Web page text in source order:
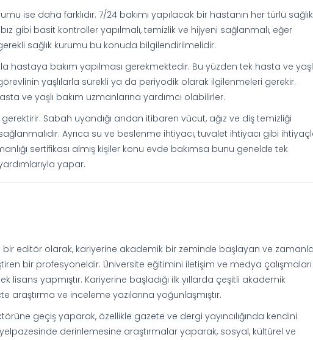
ise daha farklıdır. 7/24 bakımı yapılacak bir hastanın her türlü sağlık
gibi basit kontroller yapılmalı, temizlik ve hijyeni sağlanmalı, eğer
sağlık kurumu bu konuda bilgilendirilmelidir.
hastaya bakım yapılması gerekmektedir. Bu yüzden tek hasta ve
yaşlılarla sürekli ya da periyodik olarak ilgilenmeleri gerekir.
ve yaşlı bakım uzmanlarına yardımcı olabilirler.
Sabah uyandığı andan itibaren vücut, ağız ve diş temizliği
Ayrıca su ve beslenme ihtiyacı, tuvalet ihtiyacı gibi
sertifikası almış kişiler konu evde bakımsa bunu genelde tek
yapar.
bir editör olarak, kariyerine akademik bir zeminde başlayan ve zamanla
bir profesyoneldir. Üniversite eğitimini iletişim ve medya çalışmaları
lisans yapmıştır. Kariyerine başladığı ilk yıllarda çeşitli akademik
araştırma ve inceleme yazılarına yoğunlaşmıştır.
geçiş yaparak, özellikle gazete ve dergi yayıncılığında kendini
yelpazesinde derinlemesine araştırmalar yaparak, sosyal, kültürel ve